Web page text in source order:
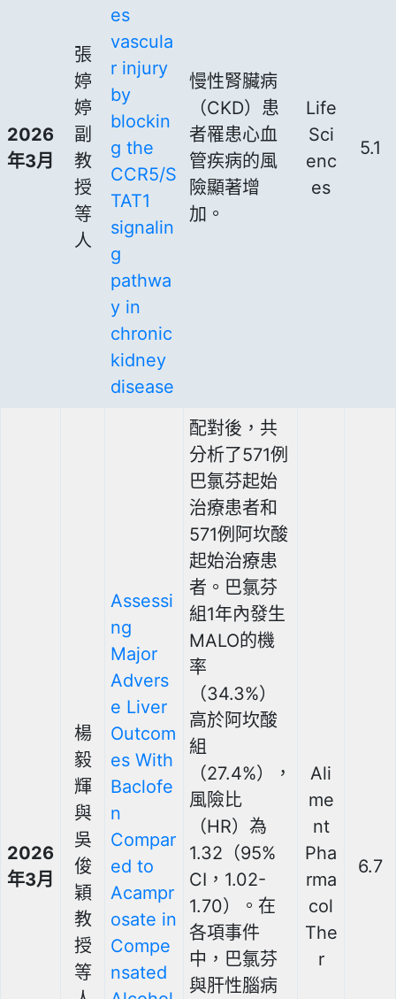
2026
年3月
張
婷
婷
副
教
授
等
人
es
vascula
r injury
by
blockin
g the
CCR5/S
TAT1
signalin
g
pathwa
y in
chronic
kidney
disease
慢性腎臟病
（CKD）患
者罹患心血
管疾病的風
險顯著增
加。
Life
Sci
enc
es
5.1
2026
年3月
楊
毅
輝
與
吳
俊
穎
教
授
等
Assessi
ng
Major
Advers
e Liver
Outcom
es With
Baclofe
n
Compar
ed to
Acampr
osate in
Compe
nsated
配對後，共
分析了571例
巴氯芬起始
治療患者和
571例阿坎酸
起始治療患
者。巴氯芬
組1年內發生
MALO的機
率
（34.3%）
高於阿坎酸
組
（27.4%），
風險比
（HR）為
1.32（95%
CI，1.02-
1.70）。在
各項事件
中，巴氯芬
與肝性腦病
Ali
me
nt
Pha
rma
col
The
r
6.7